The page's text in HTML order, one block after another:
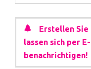
Erstellen
lassen sich per
benachrichtigen!